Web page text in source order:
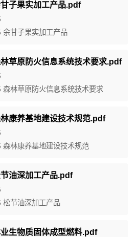
子果实加工产品.pdf
甘子果实加工产品
草原防火信息系统技术要求.pdf
林草原防火信息系统技术要求
康养基地建设技术规范.pdf
林康养基地建设技术规范
油深加工产品.pdf
节油深加工产品
生物质固体成型燃料.pdf